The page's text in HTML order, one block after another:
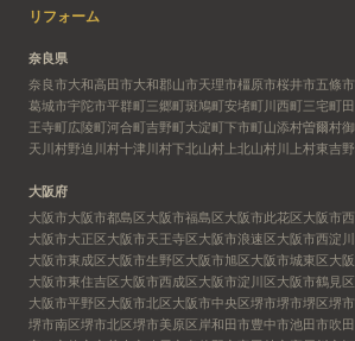
リフォーム
奈良県
奈良市大和高田市大和郡山市天理市橿原市桜井市五條市
葛城市宇陀市平群町三郷町斑鳩町安堵町川西町三宅町
王寺町広陵町河合町吉野町大淀町下市町山添村曽爾村
天川村野迫川村十津川村下北山村 上北山村川上村東吉
大阪府
大阪市大阪市都島区大阪市福島区大阪市此花区大阪市
大阪市大正区大阪市天王寺区大阪市浪速区大阪市西淀
大阪市東成区大阪市生野区大阪市旭区大阪市城東区大
大阪市東住吉区大阪市西成区大阪市淀川区大阪市鶴見区
大阪市平野区大阪市北区大阪市中央区堺市堺市堺区堺
堺市南区堺市北区堺市美原区岸和田市豊中市池田市吹